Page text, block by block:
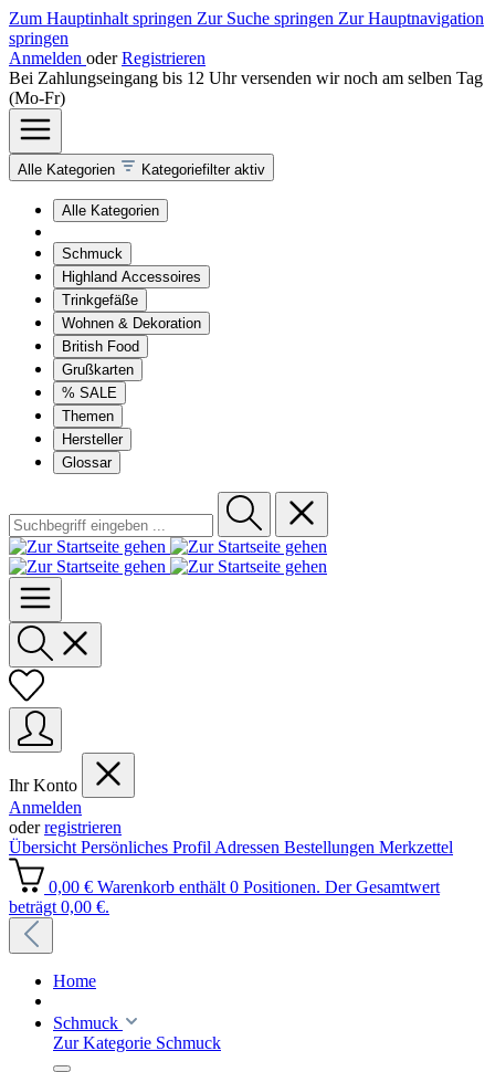
Zum Hauptinhalt springen Zur Suche springen Zur Hauptnavigation
springen
Anmelden oder Registrieren
Bei Zahlungseingang bis 12 Uhr versenden wir noch am selben Tag
(Mo-Fr)
Alle Kategorien Kategoriefilter aktiv
Alle Kategorien
Schmuck
Highland Accessoires
Trinkgefäße
Wohnen & Dekoration
British Food
Grußkarten
% SALE
Themen
Hersteller
Glossar
Ihr Konto
Anmelden
oderregistrieren
Übersicht Persönliches Profil Adressen Bestellungen Merkzettel
0,00 € Warenkorb enthält 0 Positionen. Der Gesamtwert
beträgt 0,00 €.
Home
Schmuck
Zur Kategorie Schmuck